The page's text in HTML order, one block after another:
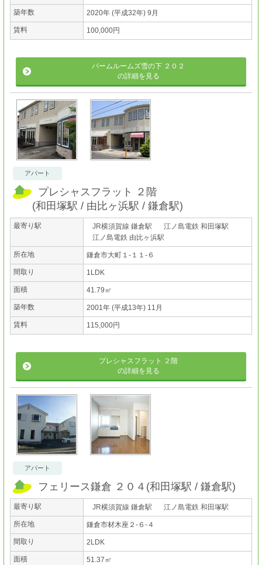
築年数 2020年 (平成32年) 9月
賃料 100,000円
パームルームズ雪の下 ２０２
の詳細を見る
アパート
プレシャスフラット ２階
(和田塚駅 由比ヶ浜駅 鎌倉駅)
最寄り駅 JR横須賀線 鎌倉駅
江ノ島電鉄 和田塚駅
江ノ島電鉄 由比ヶ浜駅
所在地 鎌倉市大町１-１１-６
間取り 1LDK
面積 41.79㎡
築年数 2001年 (平成13年) 11月
賃料 115,000円
プレシャスフラット ２階
の詳細を見る
アパート
フェリース鎌倉 ２０４ (和田塚駅 鎌倉駅)
最寄り駅 JR横須賀線 鎌倉駅 江ノ島電鉄 和田塚駅
所在地 鎌倉市材木座２-６-４
間取り 2LDK
面積 51.37㎡